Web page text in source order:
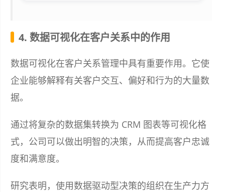
4. 数据可视化在客户关系中的作用
数据可视化在客户关系管理中具有重要作用。它使
企业能够解释有关客户交互、偏好和行为的大量数
据。
通过将复杂的数据集转换为 CRM 图表等可视化格
式，公司可以做出明智的决策，从而提高客户忠诚
度和满意度。
研究表明，使用数据驱动型决策的组织在生产力方